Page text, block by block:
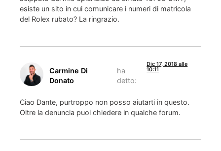
esiste un sito in cui comunicare i numeri di matricola
del Rolex rubato? La ringrazio.
Carmine Di
Donato
ha
detto:
Dic 17, 2018 alle
10:11
Ciao Dante, purtroppo non posso aiutarti in questo.
Oltre la denuncia puoi chiedere in qualche forum.